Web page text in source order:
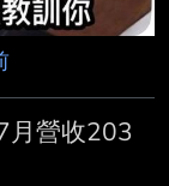
月營收203